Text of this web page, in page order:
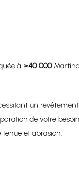
à >40 000
un revêtement
de votre
et abrasion.